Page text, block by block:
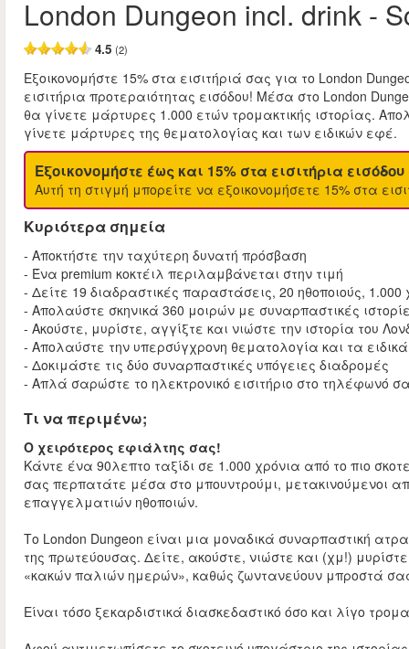
London Dungeon incl. drink -
4.5 (2)
Εξοικονομήστε 15% στα εισιτήριά σας για το London
εισιτήρια προτεραιότητας εισόδου! Μέσα στο London
θα γίνετε μάρτυρες 1.000 ετών τρομακτικής ιστορίας.
γίνετε μάρτυρες της θεματολογίας και των ειδικών εφέ.
Εξοικονομήστε έως και 15% στα εισιτήρια
Αυτή τη στιγμή μπορείτε να εξοικονομήσετε 15% στα
Κυριότερα σημεία
- Αποκτήστε την ταχύτερη δυνατή πρόσβαση
- Ένα premium κοκτέιλ περιλαμβάνεται στην τιμή
- Δείτε 19 διαδραστικές παραστάσεις, 20 ηθοποιούς, 1.000
- Απολαύστε σκηνικά 360 μοιρών με συναρπαστικές
- Ακούστε, μυρίστε, αγγίξτε και νιώστε την ιστορία του
- Απολαύστε την υπερσύγχρονη θεματολογία και τα
- Δοκιμάστε τις δύο συναρπαστικές υπόγειες διαδρομές
- Απλά σαρώστε το ηλεκτρονικό εισιτήριο στο τηλέφωνό
Τι να περιμένω;
Ο χειρότερος εφιάλτης σας!
Κάντε ένα 90λεπτο ταξίδι σε 1.000 χρόνια από το πιο
σας περπατάτε μέσα στο μπουντρούμι, μετακινούμενοι
επαγγελματιών ηθοποιών.
Το London Dungeon είναι μια μοναδικά συναρπαστική
της πρωτεύουσας. Δείτε, ακούστε, νιώστε και (χμ!)
«κακών παλιών ημερών», καθώς ζωντανεύουν μπροστά
Είναι τόσο ξεκαρδιστικά διασκεδαστικό όσο και λίγο